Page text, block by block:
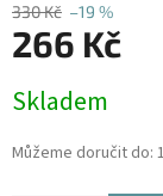
330 Kč –19 %
266 Kč
cena:
Skladem
Můžeme doručit do: